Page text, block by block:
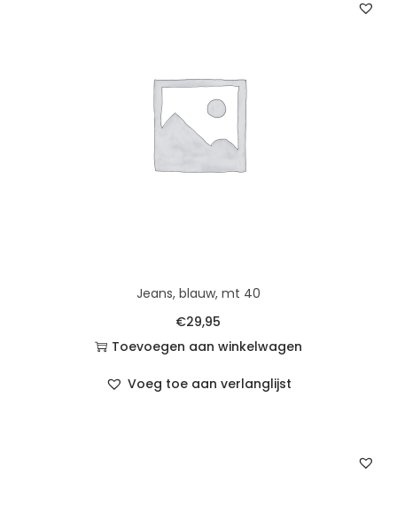
Jeans, blauw, mt 40
€29,95
Toevoegen aan winkelwagen
Voeg toe aan verlanglijst